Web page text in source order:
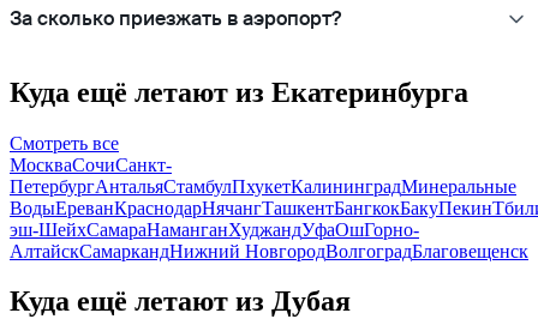
За сколько приезжать в аэропорт?
Куда ещё летают из Екатеринбурга
Смотреть все
МоскваСочиСанкт-
ПетербургАнтальяСтамбулПхукетКалининградМинеральные
ВодыЕреванКраснодарНячангТашкентБангкокБакуПекин
эш-ШейхСамараНаманганХуджандУфаОшГорно-
АлтайскСамаркандНижний НовгородВолгоградБлаговещенск
Куда ещё летают из Дубая